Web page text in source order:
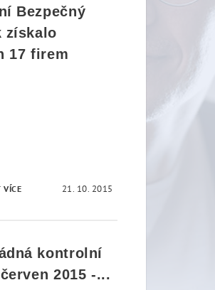
Bezpečný
získalo
17 firem
VÍCE 21. 10. 2015
kontrolní
2015 -...